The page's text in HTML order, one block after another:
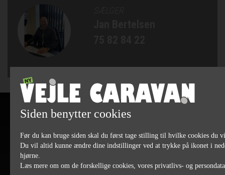
Siden benytter cookies
Før du kan bruge siden skal du først tage stilling til hvilke cookies du
Du vil altid kunne ændre dine indstillinger ved at trykke på ikonet i
hjørne.
Læs mere om om de forskellige cookies, vores privatlivs- og